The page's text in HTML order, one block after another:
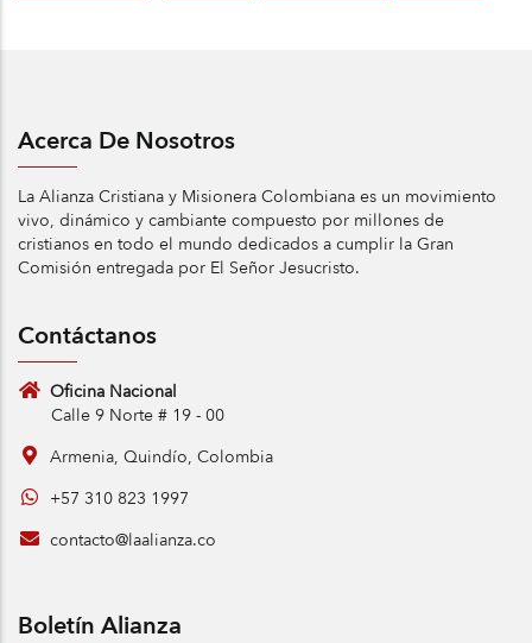
Acerca De Nosotros
La Alianza Cristiana y Misionera Colombiana es un movimiento
vivo, dinámico y cambiante compuesto por millones de
cristianos en todo el mundo dedicados a cumplir la Gran
Comisión entregada por El Señor Jesucristo.
Contáctanos
Oficina Nacional
Calle 9 Norte # 19 - 00
Armenia, Quindío, Colombia
+57 310 823 1997
contacto@laalianza.co
Boletín Alianza